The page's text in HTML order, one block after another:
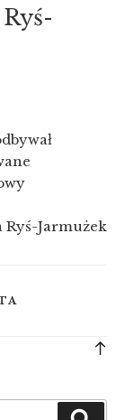
Ryś-Jarmużek